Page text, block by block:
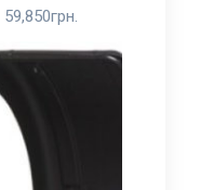
59,850грн.